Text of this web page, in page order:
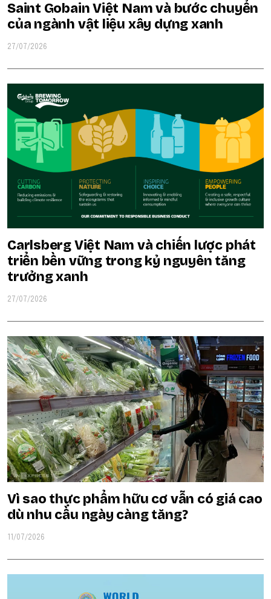
Saint Gobain Việt Nam và bước chuyển
của ngành vật liệu xây dựng xanh
27/07/2026
Carlsberg Việt Nam và chiến lược phát
triển bền vững trong kỷ nguyên tăng
trưởng xanh
27/07/2026
Vì sao thực phẩm hữu cơ vẫn có giá cao
dù nhu cầu ngày càng tăng?
11/07/2026